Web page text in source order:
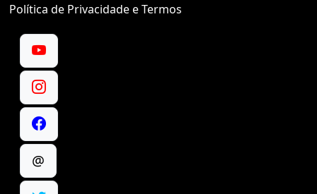
Política de Privacidade e Termos
@